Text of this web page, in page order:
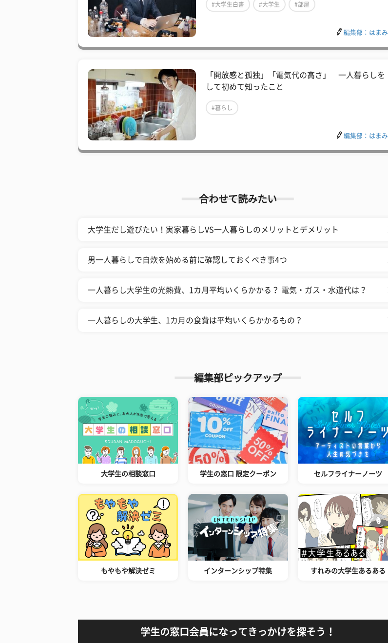
#大学生白書 #大学生 #部屋
編集部：はまみ
「開放感と孤独」「電気代の高さ」 一人暮らしを
して初めて知ったこと
#暮らし
編集部：はまみ
合わせて読みたい
大学生だし遊びたい！実家暮らしVS一人暮らしのメリットとデメリット
男一人暮らしで自炊を始める前に確認しておくべき事4つ
一人暮らし大学生の光熱費、1カ月平均いくらかかる？ 電気・ガス・水道代は？
一人暮らしの大学生、1カ月の食費は平均いくらかかるもの？
編集部ピックアップ
大学生の相談窓口 学生の窓口 限定クーポン セルフライナーノーツ
もやもや解決ゼミ インターンシップ特集 すれみの大学生あるある
学生の窓口会員になってきっかけを探そう！